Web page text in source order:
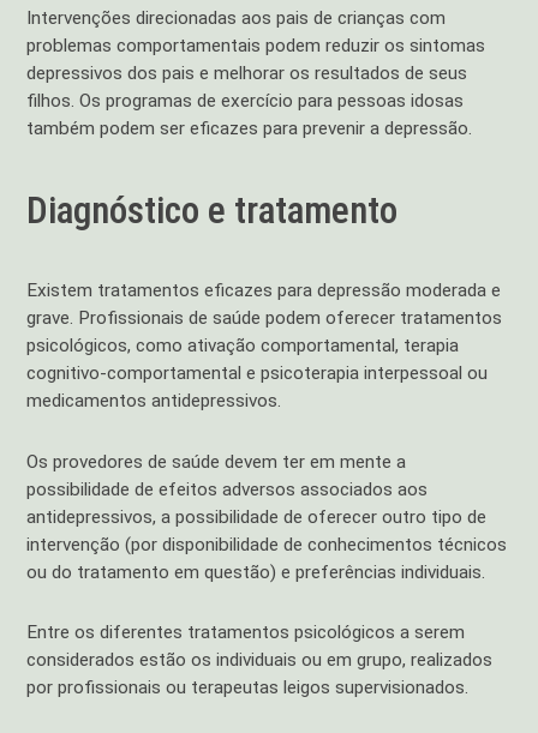
Intervenções direcionadas aos pais de crianças com
problemas comportamentais podem reduzir os sintomas
depressivos dos pais e melhorar os resultados de seus
filhos. Os programas de exercício para pessoas idosas
também podem ser eficazes para prevenir a depressão.
Diagnóstico e tratamento
Existem tratamentos eficazes para depressão moderada e
grave. Profissionais de saúde podem oferecer tratamentos
psicológicos, como ativação comportamental, terapia
cognitivo-comportamental e psicoterapia interpessoal ou
medicamentos antidepressivos.
Os provedores de saúde devem ter em mente a
possibilidade de efeitos adversos associados aos
antidepressivos, a possibilidade de oferecer outro tipo de
intervenção (por disponibilidade de conhecimentos técnicos
ou do tratamento em questão) e preferências individuais.
Entre os diferentes tratamentos psicológicos a serem
considerados estão os individuais ou em grupo, realizados
por profissionais ou terapeutas leigos supervisionados.